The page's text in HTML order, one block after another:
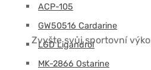
ACP-105
GW50516 Cardarine
LGD Ligandrol
MK-2866 Ostarine
Zvyšte svůj sportovní